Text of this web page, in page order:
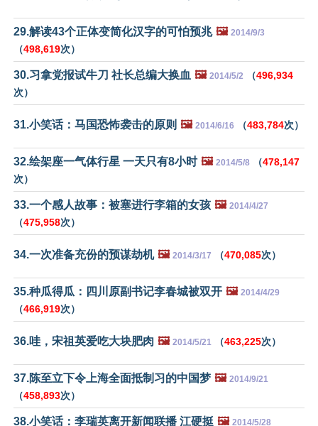
29.解读43个正体变简化汉字的可怕预兆 🖼️ 2014/9/3
（498,619次）
30.习拿党报试牛刀 社长总编大换血 🖼️ 2014/5/2 （496,934
次）
31.小笑话：马国恐怖袭击的原则 🖼️ 2014/6/16 （483,784次）
32.绘架座一气体行星 一天只有8小时 🖼️ 2014/5/8 （478,147
次）
33.一个感人故事：被塞进行李箱的女孩 🖼️ 2014/4/27
（475,958次）
34.一次准备充份的预谋劫机 🖼️ 2014/3/17 （470,085次）
35.种瓜得瓜：四川原副书记李春城被双开 🖼️ 2014/4/29
（466,919次）
36.哇，宋祖英爱吃大块肥肉 🖼️ 2014/5/21 （463,225次）
37.陈至立下令上海全面抵制习的中国梦 🖼️ 2014/9/21
（458,893次）
38.小笑话：李瑞英离开新闻联播 江硬挺 🖼️ 2014/5/28